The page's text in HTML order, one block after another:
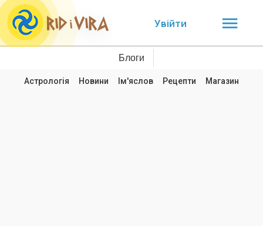
Увійти
Блоги
Астрологія Новини Ім'яслов Рецепти Магазин